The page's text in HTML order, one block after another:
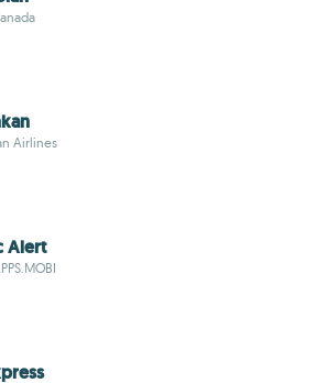
Airlines
Alert